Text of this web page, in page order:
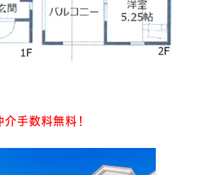
介手数料無料！